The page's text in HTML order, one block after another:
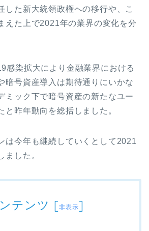
した新大統領政権への移行や、こ
えた上で2021年の業界の変化を分
感染拡大により金融業界における
暗号資産導入は期待通りにいかな
ミック下で暗号資産の新たなユー
と昨年動向を総括しました。
は今年も継続していくとして2021
ました。
テンツ [非表示]